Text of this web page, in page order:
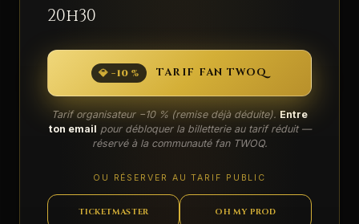
20h30
💎 −10 % TARIF FAN TWOQ
Tarif organisateur −10 % (remise déjà déduite). Entre
ton email pour débloquer la billetterie au tarif réduit —
réservé à la communauté fan TWOQ.
OU RÉSERVER AU TARIF PUBLIC
TICKETMASTER OH MY PROD